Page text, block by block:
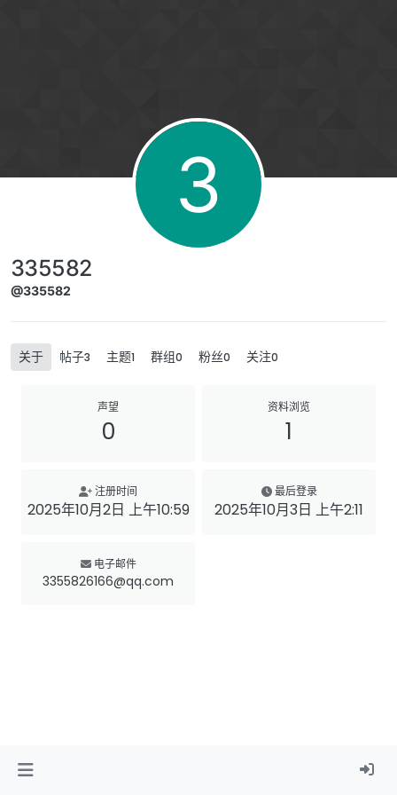
3
335582
@335582
关于 帖子3 主题1 群组0 粉丝0 关注0
声望
0
资料浏览
1
注册时间
2025年10月2日 上午10:59
最后登录
2025年10月3日 上午2:11
电子邮件
3355826166@qq.com